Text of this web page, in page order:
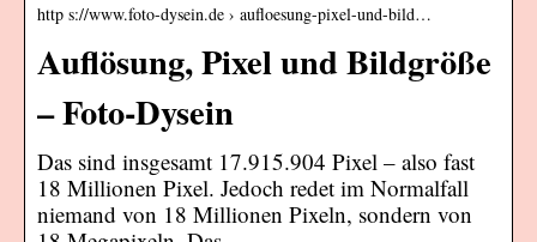
http s://www.foto-dysein.de › aufloesung-pixel-und-bild…
Auflösung, Pixel und Bildgröße
– Foto-Dysein
Das sind insgesamt 17.915.904 Pixel – also fast
18 Millionen Pixel. Jedoch redet im Normalfall
niemand von 18 Millionen Pixeln, sondern von